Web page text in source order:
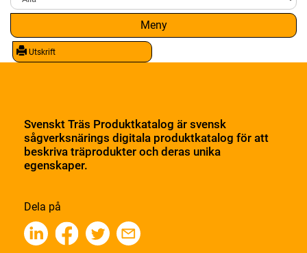
Meny
Utskrift
Svenskt Träs Produktkatalog är svensk
sågverksnärings digitala produktkatalog för att
beskriva träprodukter och deras unika
egenskaper.
Dela på